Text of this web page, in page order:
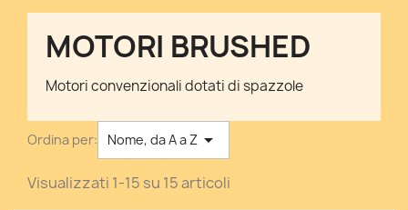
MOTORI BRUSHED
Motori convenzionali dotati di spazzole
Ordina per: Nome, da A a Z 
Visualizzati 1-15 su 15 articoli